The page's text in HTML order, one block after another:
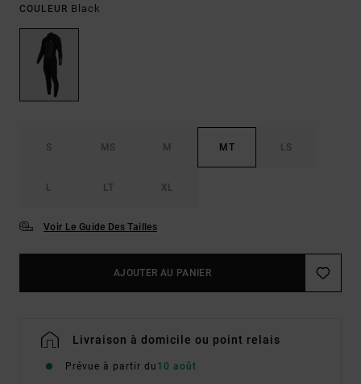
COULEUR Black
S MS M MT LS
L LT XL
Voir Le Guide Des Tailles
AJOUTER AU PANIER
Livraison à domicile ou point relais
Prévue à partir du 10 août